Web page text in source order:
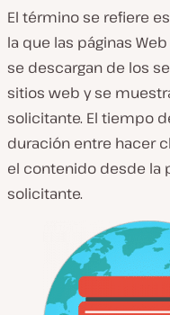
El término se refiere
la que las páginas
se descargan de los
sitios web y se
solicitante. El tiempo
duración entre hacer
el contenido desde la
solicitante.